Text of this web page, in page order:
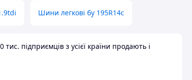
Шини легкові бу 195R14c
підприємців з усієї країни продають і